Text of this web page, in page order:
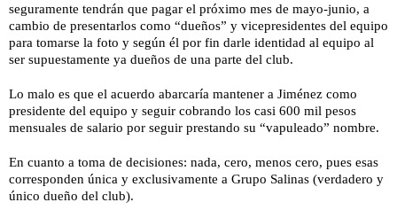
seguramente tendrán que pagar el próximo mes de mayo-junio, a
cambio de presentarlos como “dueños” y vicepresidentes del equipo
para tomarse la foto y según él por fin darle identidad al equipo al
ser supuestamente ya dueños de una parte del club.
Lo malo es que el acuerdo abarcaría mantener a Jiménez como
presidente del equipo y seguir cobrando los casi 600 mil pesos
mensuales de salario por seguir prestando su “vapuleado” nombre.
En cuanto a toma de decisiones: nada, cero, menos cero, pues esas
corresponden única y exclusivamente a Grupo Salinas (verdadero y
único dueño del club).